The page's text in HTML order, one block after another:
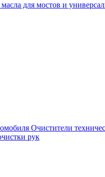
для мостов и
Очистители
рук